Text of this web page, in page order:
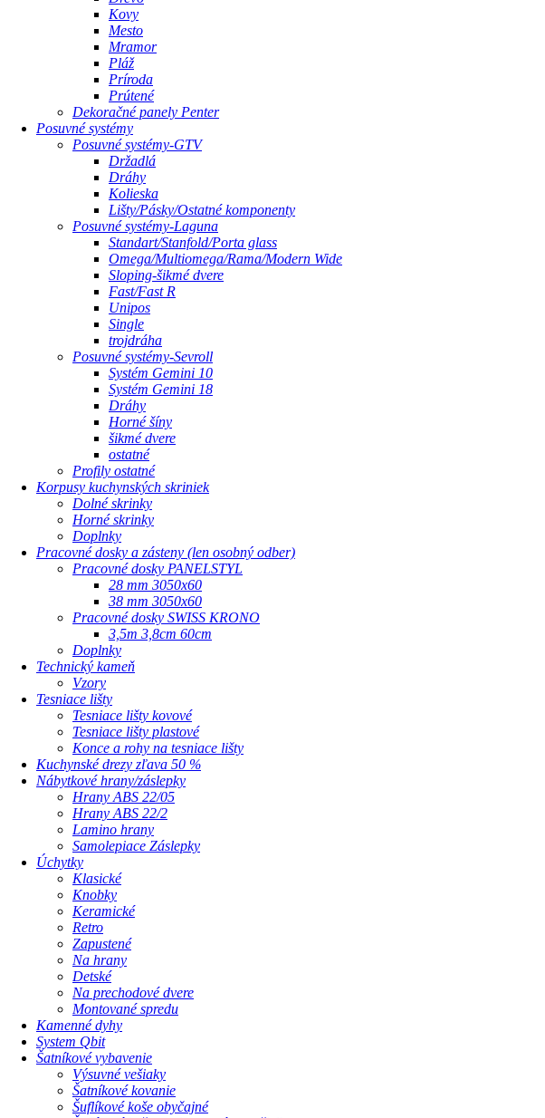
Kovy
Mesto
Mramor
Pláž
Príroda
Prútené
Dekoračné panely Penter
Posuvné systémy
Posuvné systémy-GTV
Držadlá
Dráhy
Kolieska
Lišty/Pásky/Ostatné komponenty
Posuvné systémy-Laguna
Standart/Stanfold/Porta glass
Omega/Multiomega/Rama/Modern Wide
Sloping-šikmé dvere
Fast/Fast R
Unipos
Single
trojdráha
Posuvné systémy-Sevroll
Systém Gemini 10
Systém Gemini 18
Dráhy
Horné šíny
šikmé dvere
ostatné
Profily ostatné
Korpusy kuchynských skriniek
Dolné skrinky
Horné skrinky
Doplnky
Pracovné dosky a zásteny (len osobný odber)
Pracovné dosky PANELSTYL
28 mm 3050x60
38 mm 3050x60
Pracovné dosky SWISS KRONO
3,5m 3,8cm 60cm
Doplnky
Technický kameň
Vzory
Tesniace lišty
Tesniace lišty kovové
Tesniace lišty plastové
Konce a rohy na tesniace lišty
Kuchynské drezy zľava 50 %
Nábytkové hrany/záslepky
Hrany ABS 22/05
Hrany ABS 22/2
Lamino hrany
Samolepiace Záslepky
Úchytky
Klasické
Knobky
Keramické
Retro
Zapustené
Na hrany
Detské
Na prechodové dvere
Montované spredu
Kamenné dyhy
System Qbit
Šatníkové vybavenie
Výsuvné vešiaky
Šatníkové kovanie
Šuflíkové koše obyčajné